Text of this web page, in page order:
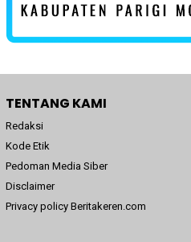
TENTANG KAMI
Redaksi
Kode Etik
Pedoman Media Siber
Disclaimer
Privacy policy Beritakeren.com